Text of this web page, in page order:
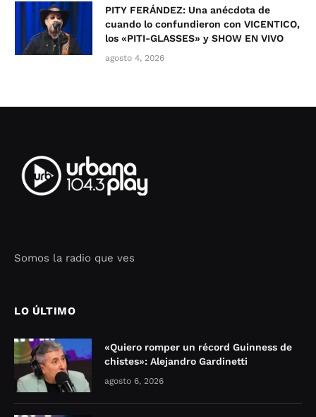
PITY FERÁNDEZ: Una anécdota de
cuando lo confundieron con VICENTICO,
los «PITI-GLASSES» y SHOW EN VIVO
agosto 4, 2026
Somos la radio que ves
LO ÚLTIMO
«Quiero romper un récord Guinness de
chistes»: Alejandro Gardinetti
agosto 6, 2026